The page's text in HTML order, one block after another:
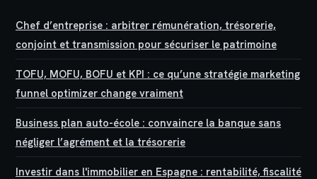
Chef d’entreprise : arbitrer rémunération, trésorerie,
conjoint et transmission pour sécuriser le patrimoine
TOFU, MOFU, BOFU et KPI : ce qu’une stratégie marketing
funnel optimizer change vraiment
Business plan auto-école : convaincre la banque sans
négliger l’agrément et la trésorerie
Investir dans l'immobilier en Espagne : rentabilité, fiscalité